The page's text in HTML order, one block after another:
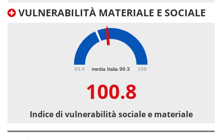
VULNERABILITÀ MATERIALE E SOCIALE
media Italia 99.3
93.6 109
100.8
Indice di vulnerabilità sociale e materiale